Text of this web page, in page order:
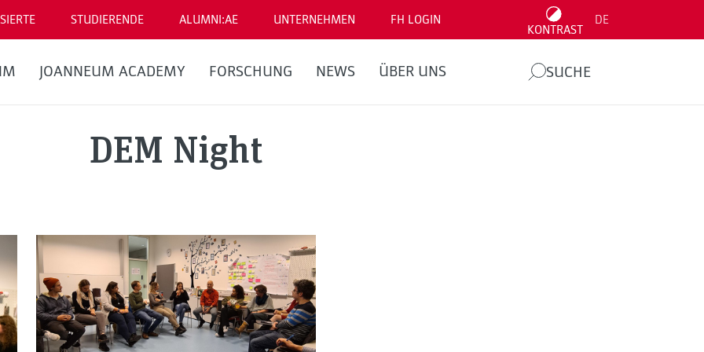
STUDIERENDE ALUMNI:AE UNTERNEHMEN FH LOGIN
KONTRAST
DE
JOANNEUM ACADEMY FORSCHUNG NEWS ÜBER UNS SUCHE
DEM Night